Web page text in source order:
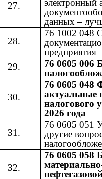
электронный
данных –
76 1002 048
предприятия
76 0605 006
76 0605 048
актуальные
налогового
2026 года
76 0605 051
другие
76 0605 058